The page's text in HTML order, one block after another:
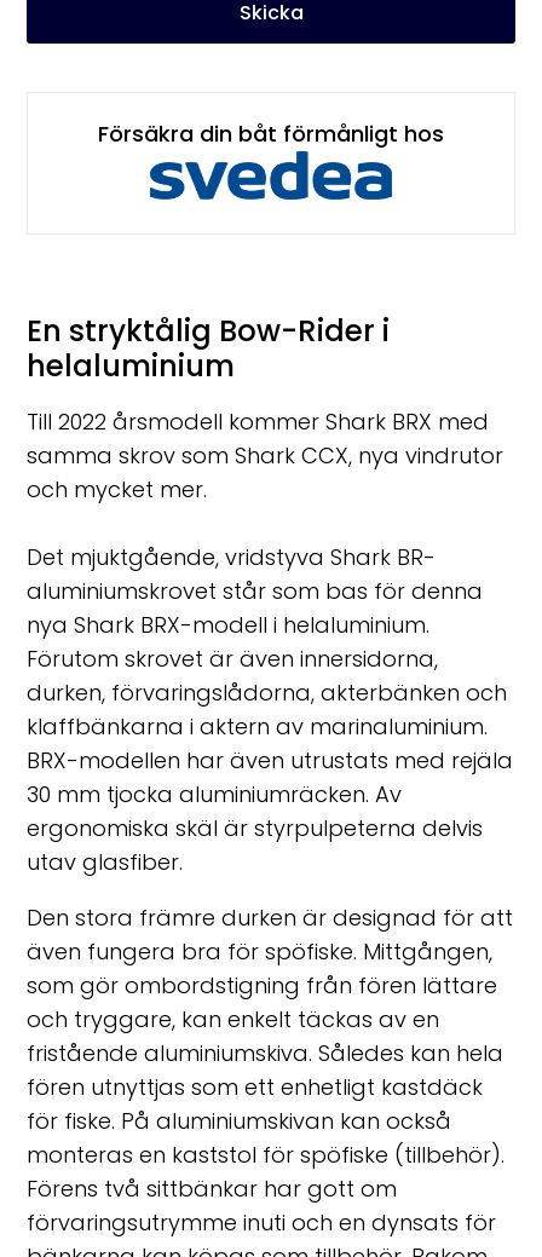
Skicka
Försäkra din båt förmånligt hos
En stryktålig Bow-Rider i
helaluminium
Till 2022 årsmodell kommer Shark BRX med
samma skrov som Shark CCX, nya vindrutor
och mycket mer.
Det mjuktgående, vridstyva Shark BR-
aluminiumskrovet står som bas för denna
nya Shark BRX-modell i helaluminium.
Förutom skrovet är även innersidorna,
durken, förvaringslådorna, akterbänken och
klaffbänkarna i aktern av marinaluminium.
BRX-modellen har även utrustats med rejäla
30 mm tjocka aluminiumräcken. Av
ergonomiska skäl är styrpulpeterna delvis
utav glasfiber.
Den stora främre durken är designad för att
även fungera bra för spöfiske. Mittgången,
som gör ombordstigning från fören lättare
och tryggare, kan enkelt täckas av en
fristående aluminiumskiva. Således kan hela
fören utnyttjas som ett enhetligt kastdäck
för fiske. På aluminiumskivan kan också
monteras en kaststol för spöfiske (tillbehör).
Förens två sittbänkar har gott om
förvaringsutrymme inuti och en dynsats för